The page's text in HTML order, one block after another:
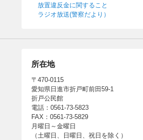
放置違反金に関すること
ラジオ放送(警察だより）
所在地
〒470-0115
愛知県日進市折戸町前田59-1
折戸公民館
電話：0561-73-5823
FAX：0561-73-5829
月曜日～金曜日
（土曜日、日曜日、祝日を除く）